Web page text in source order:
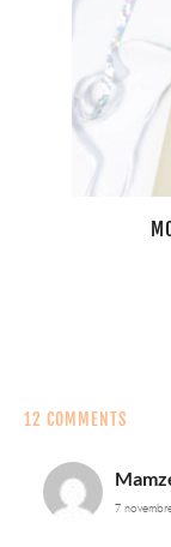
12 COMMENTS
7